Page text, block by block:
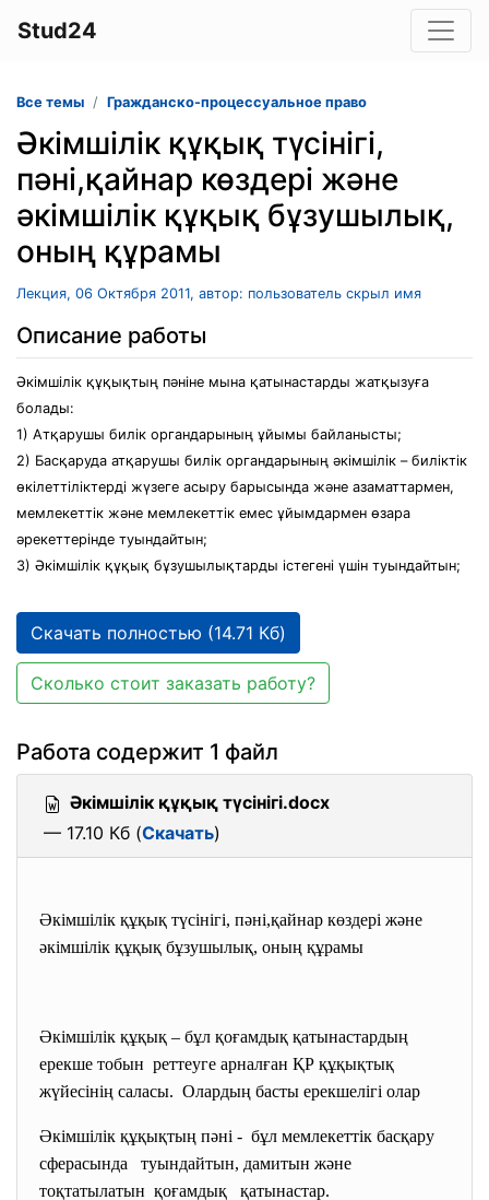
Stud24
Все темы Гражданско-процессуальное право
Әкімшілік құқық түсінігі,
пәні,қайнар көздері және
әкімшілік құқық бұзушылық,
оның құрамы
Лекция, 06 Октября 2011, автор: пользователь скрыл имя
Описание работы
Әкімшілік құқықтың пәніне мына қатынастарды жатқызуға
болады:
1) Атқарушы билік органдарының ұйымы байланысты;
2) Басқаруда атқарушы билік органдарының әкімшілік – биліктік
өкілеттіліктерді жүзеге асыру барысында және азаматтармен,
мемлекеттік және мемлекеттік емес ұйымдармен өзара
әрекеттерінде туындайтын;
3) Әкімшілік құқық бұзушылықтарды істегені үшін туындайтын;
Скачать полностью (14.71 Кб)
Сколько стоит заказать работу?
Работа содержит 1 файл
Әкімшілік құқық түсінігі.docx
— 17.10 Кб (Скачать)
Әкімшілік құқық түсінігі, пәні,қайнар көздері және
әкімшілік құқық бұзушылық, оның құрамы
Әкімшілік құқық – бұл қоғамдық қатынастардың
ерекше тобын реттеуге арналған ҚР құқықтық
жүйесінің саласы. Олардың басты ерекшелігі олар
Әкімшілік құқықтың пәні - бұл мемлекеттік басқару
сферасында туындайтын, дамитын және
тоқтатылатын қоғамдық қатынастар.